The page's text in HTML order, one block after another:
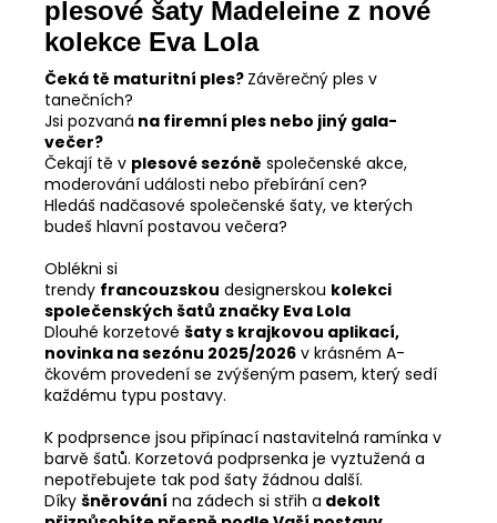
plesové šaty Madeleine z nové
kolekce Eva Lola
Čeká tě maturitní ples? Závěrečný ples v
tanečních?
Jsi pozvaná na firemní ples nebo jiný gala-
večer?
Čekají tě v plesové sezóně společenské akce,
moderování události nebo přebírání cen?
Hledáš nadčasové společenské šaty, ve kterých
budeš hlavní postavou večera?
Oblékni si
trendy francouzskou designerskou kolekci
společenských šatů značky Eva Lola
Dlouhé korzetové šaty s krajkovou aplikací,
novinka na sezónu 2025/2026 v krásném A-
čkovém provedení se zvýšeným pasem, který sedí
každému typu postavy.
K podprsence jsou připínací nastavitelná ramínka v
barvě šatů. Korzetová podprsenka je vyztužená a
nepotřebujete tak pod šaty žádnou další.
Díky šněrování na zádech si střih a dekolt